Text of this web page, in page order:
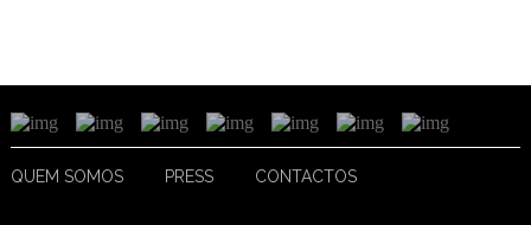
QUEM SOMOS PRESS CONTACTOS